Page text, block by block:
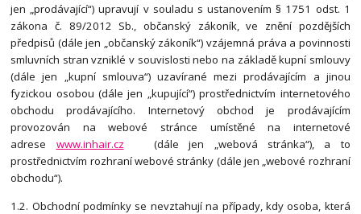
jen „prodávající“) upravují v souladu s ustanovením § 1751 odst. 1
zákona č. 89/2012 Sb., občanský zákoník, ve znění pozdějších
předpisů (dále jen „občanský zákoník“) vzájemná práva a povinnosti
smluvních stran vzniklé v souvislosti nebo na základě kupní smlouvy
(dále jen „kupní smlouva“) uzavírané mezi prodávajícím a jinou
fyzickou osobou (dále jen „kupující“) prostřednictvím internetového
obchodu prodávajícího. Internetový obchod je prodávajícím
provozován na webové stránce umístěné na internetové
adrese www.inhair.cz (dále jen „webová stránka“), a to
prostřednictvím rozhraní webové stránky (dále jen „webové rozhraní
obchodu“).
1.2. Obchodní podmínky se nevztahují na případy, kdy osoba, která